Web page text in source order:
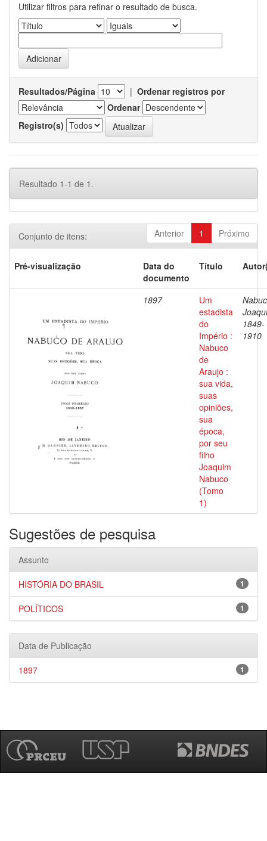
Utilizar filtros para refinar o resultado de busca.
Resultados/Página | Ordenar registros por
Ordenar
Registro(s)
Resultado 1-1 de 1.
Anterior 1 Próximo
Conjunto de itens:
Pré-visualização
Data do
documento
Título
1897
Um
estadista
do
Império :
Nabuco
de
Araujo :
sua vida,
suas
opiniões,
sua
época,
por seu
filho
Joaquim
Nabuco
(Tomo
1)
1849-
1910
Sugestões de pesquisa
Assunto
1
HISTÓRIA DO BRASIL
1
POLÍTICOS
Data de Publicação
1
1897